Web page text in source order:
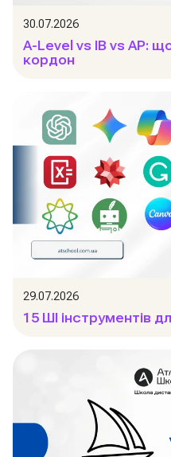
30.07.2026
A-Level vs IB vs AP:
кордон
29.07.2026
15 ШІ інструментів